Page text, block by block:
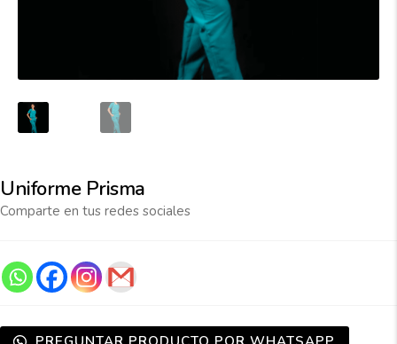
Uniforme Prisma
Comparte en tus redes sociales